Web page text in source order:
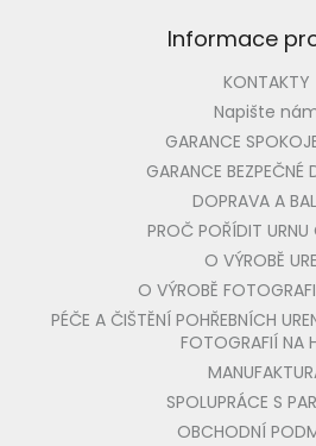
Informace
KONTAKTY
Napište
GARANCE
GARANCE BEZPEČNÉ
DOPRAVA A
PROČ POŘÍDIT URNU
O VÝROBĚ
O VÝROBĚ
PÉČE A ČIŠTĚNÍ POHŘEBNÍCH
FOTOGRAFIÍ NA
SPOLUPRÁCE S
OBCHODNÍ